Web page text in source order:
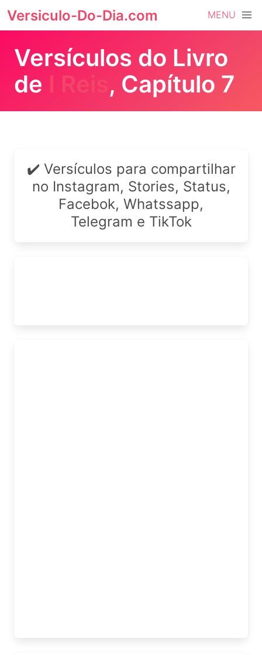
Versiculo-Do-Dia.com MENU
Versículos do Livro
de I Reis , Capítulo 7
✔️ Versículos para compartilhar
no Instagram, Stories, Status,
Facebok, Whatssapp,
Telegram e TikTok